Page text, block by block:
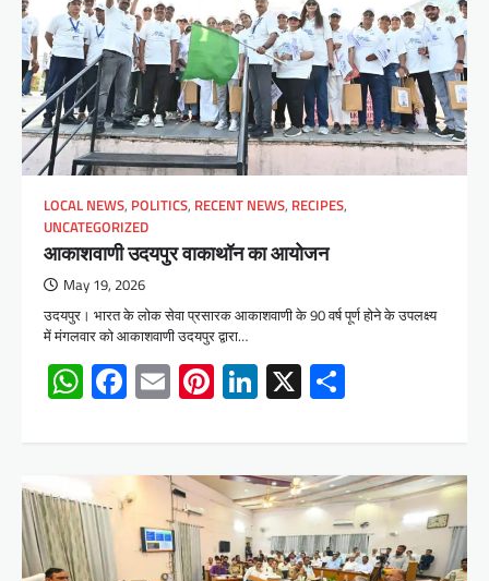
LOCAL NEWS, POLITICS, RECENT NEWS, RECIPES,
UNCATEGORIZED
आकाशवाणी उदयपुर वाकाथॉन का आयोजन
May 19, 2026
उदयपुर। भारत के लोक सेवा प्रसारक आकाशवाणी के 90 वर्ष पूर्ण होने के उपलक्ष्य
में मंगलवार को आकाशवाणी उदयपुर द्वारा…
WhatsApp
Facebook
EmailPinterest
LinkedIn
X